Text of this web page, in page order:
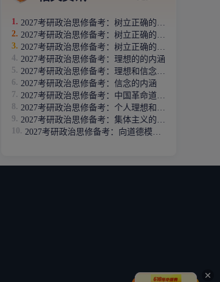
2027考研政治思修备考：树立正确的苦乐观
2027考研政治思修备考：树立正确的幸福观
2027考研政治思修备考：树立正确的得失观
2027考研政治思修备考：理想的的内涵
2027考研政治思修备考：理想和信念相互依存
2027考研政治思修备考：信念的内涵
2027考研政治思修备考：中国革命道德的当代价值
2027考研政治思修备考：个人理想和社会理想
2027考研政治思修备考：集体主义的道德要求
2027考研政治思修备考：向道德模范学习